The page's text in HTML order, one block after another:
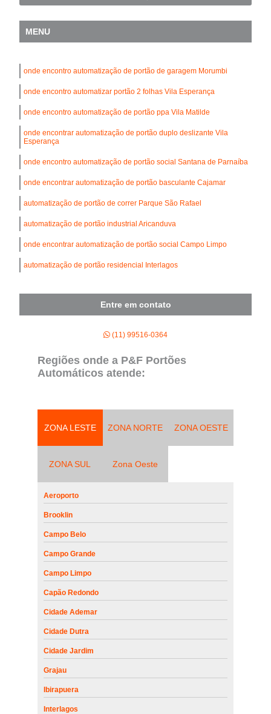
MENU
onde encontro automatização de portão de garagem Morumbi
onde encontro automatizar portão 2 folhas Vila Esperança
onde encontro automatização de portão ppa Vila Matilde
onde encontrar automatização de portão duplo deslizante Vila
Esperança
onde encontro automatização de portão social Santana de Parnaíba
onde encontrar automatização de portão basculante Cajamar
automatização de portão de correr Parque São Rafael
automatização de portão industrial Aricanduva
onde encontrar automatização de portão social Campo Limpo
automatização de portão residencial Interlagos
Entre em contato
(11) 99516-0364
Regiões onde a P&F Portões
Automáticos atende:
ZONA LESTE ZONA NORTE ZONA OESTE
ZONA SUL Zona Oeste
Aeroporto
Brooklin
Campo Belo
Campo Grande
Campo Limpo
Capão Redondo
Cidade Ademar
Cidade Dutra
Cidade Jardim
Grajau
Ibirapuera
Interlagos